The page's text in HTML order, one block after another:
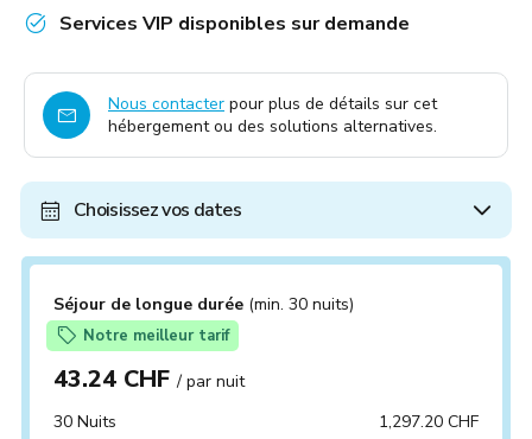
Services VIP disponibles sur demande
Nous contacter pour plus de détails sur cet
hébergement ou des solutions alternatives.
Choisissez vos dates
Séjour de longue durée (min. 30 nuits)
Notre meilleur tarif
43.24 CHF/ par nuit
30 Nuits
1,297.20 CHF